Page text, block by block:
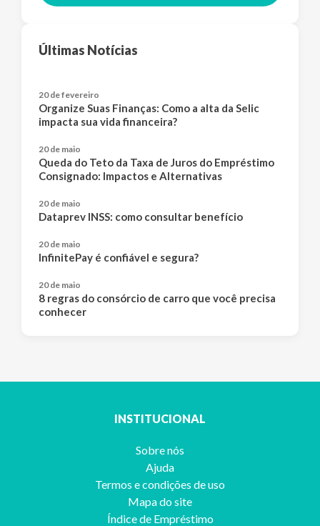
Últimas Notícias
20 de fevereiro
Organize Suas Finanças: Como a alta da Selic
impacta sua vida financeira?
20 de maio
Queda do Teto da Taxa de Juros do Empréstimo
Consignado: Impactos e Alternativas
20 de maio
Dataprev INSS: como consultar benefício
20 de maio
InfinitePay é confiável e segura?
20 de maio
8 regras do consórcio de carro que você precisa
conhecer
INSTITUCIONAL
Sobre nós
Ajuda
Termos e condições de uso
Mapa do site
Índice de Empréstimo